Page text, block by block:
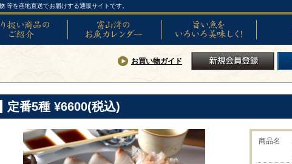
等を産地直送でお届けする通販サイトです。
旨い魚をいろいろ美味しく!
SNS
お買い物ガイド
定番5種 ¥6600(税込)
商品名